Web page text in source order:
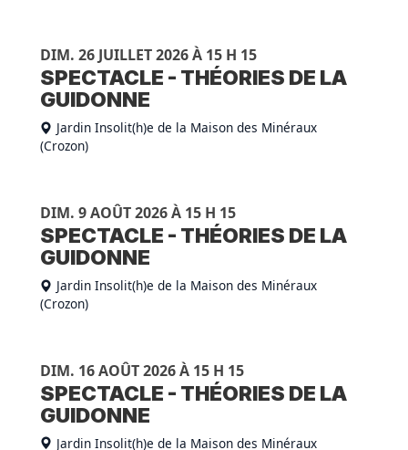
DIM. 26 JUILLET 2026 À 15 H 15
SPECTACLE - THÉORIES DE LA
GUIDONNE
Jardin Insolit(h)e de la Maison des Minéraux
(Crozon)
DIM. 9 AOÛT 2026 À 15 H 15
SPECTACLE - THÉORIES DE LA
GUIDONNE
Jardin Insolit(h)e de la Maison des Minéraux
(Crozon)
DIM. 16 AOÛT 2026 À 15 H 15
SPECTACLE - THÉORIES DE LA
GUIDONNE
Jardin Insolit(h)e de la Maison des Minéraux